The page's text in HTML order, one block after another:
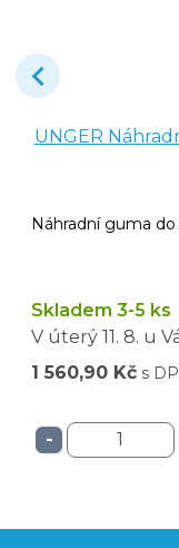
UNGER
Náhradní guma
Skladem 3-5 ks
V úterý 11. 8. u
1 560,90 Kč s
-